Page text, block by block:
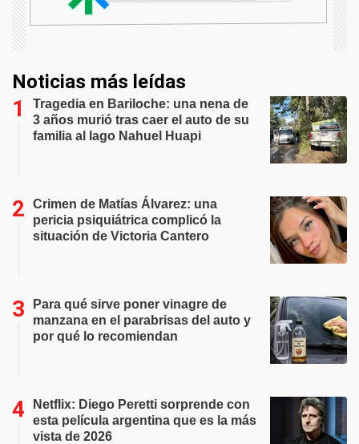
Noticias más leídas
Tragedia en Bariloche: una nena de
3 años murió tras caer el auto de su
familia al lago Nahuel Huapi
Crimen de Matías Álvarez: una
pericia psiquiátrica complicó la
situación de Victoria Cantero
Para qué sirve poner vinagre de
manzana en el parabrisas del auto y
por qué lo recomiendan
Netflix: Diego Peretti sorprende con
esta película argentina que es la más
vista de 2026